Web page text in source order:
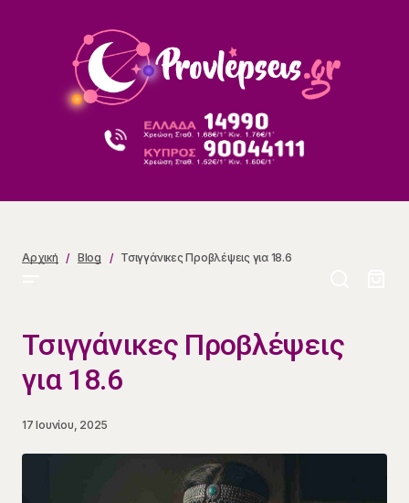
Αρχική Blog Τσιγγάνικες Προβλέψεις για 18.6
Τσιγγάνικες Προβλέψεις
για 18.6
17 Ιουνίου, 2025